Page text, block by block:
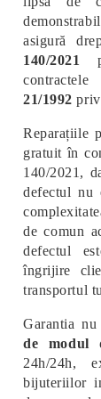
asigură
140/2021
21/1992
Reparațiile
gratuit în
140/2021,
defectul nu
de comun
defectul
îngrijire
transportul
Garantia
de modul
24h/24h,
bijuteriilor